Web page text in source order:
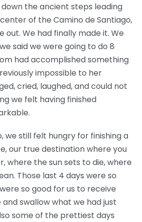
the ancient steps leading
of the Camino de Santiago,
out. We had finally made it. We
said we were going to do 8
had accomplished something
impossible to her
cried, laughed, and could not
we felt having finished
we still felt hungry for finishing a
our true destination where you
where the sun sets to die, where
Those last 4 days were so
so good for us to receive
swallow what we had just
some of the prettiest days